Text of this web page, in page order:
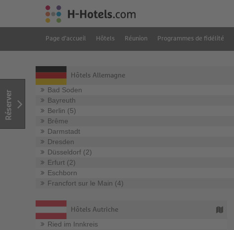
Page d’accueil Hôtels Réunion Programmes de fidélité
Réserver
Hôtels Allemagne
Bad Soden
Bayreuth
Berlin (5)
Brême
Darmstadt
Dresden
Düsseldorf (2)
Erfurt (2)
Eschborn
Francfort sur le Main (4)
Hôtels Autriche
Ried im Innkreis